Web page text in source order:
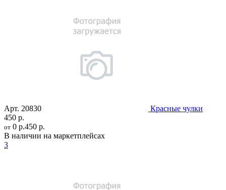
Арт. 20830
Красные чулки
450 р.
от 0 р.450 р.
В наличии на маркетплейсах
3